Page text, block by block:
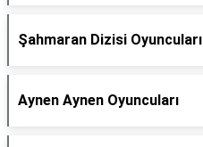
Şahmaran Dizisi Oyuncuları
Aynen Aynen Oyuncuları